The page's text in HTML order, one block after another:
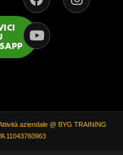
aziendale @ BYG TRAINING
11043760963